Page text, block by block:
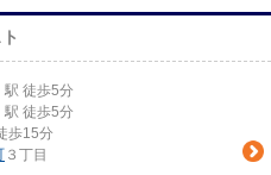
駅 徒歩5分
駅 徒歩5分
歩15分
３丁目